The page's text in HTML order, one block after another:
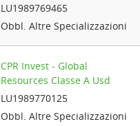
LU1989769465
Obbl. Altre Specializzazioni
CPR Invest - Global
Resources Classe A Usd
LU1989770125
Obbl. Altre Specializzazioni